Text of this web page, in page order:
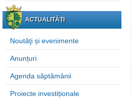
ACTUALITĂȚI
Noutăţi și evenimente
Anunțuri
Agenda săptămânii
Proiecte investiționale